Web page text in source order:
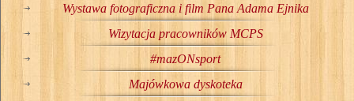
Wystawa fotograficzna i film Pana Adama Ejnika
Wizytacja pracowników MCPS
#mazONsport
Majówkowa dyskoteka